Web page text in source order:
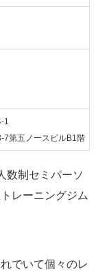
1
7第五ノースビルB1階
数制セミパーソ
レーニングジム
でいて個々のレ